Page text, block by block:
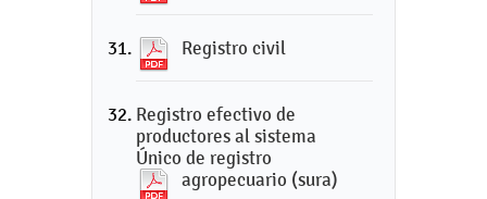
Registro civil
Registro efectivo de
productores al sistema
Único de registro
agropecuario (sura)